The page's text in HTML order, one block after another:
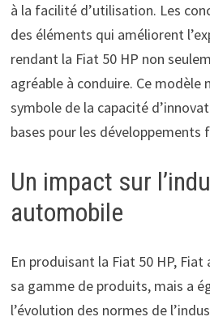
à la facilité d’utilisation. Les
des éléments qui améliorent
rendant la Fiat 50 HP non
agréable à conduire. Ce modèle
symbole de la capacité
bases pour les développements
Un impact sur
automobile
En produisant la Fiat 50 HP,
sa gamme de produits, mais a
l’évolution des normes de